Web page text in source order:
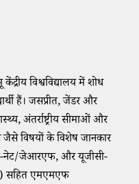
विश्वविद्यालय में शोध
हैं। जसप्रीत, जेंडर और
अंतर्राष्ट्रीय सीमाओं और
जैसे विषयों के विशेष जानकार
नेट/जेआरएफ, और यूजीसी-
सहित एमएमएफ